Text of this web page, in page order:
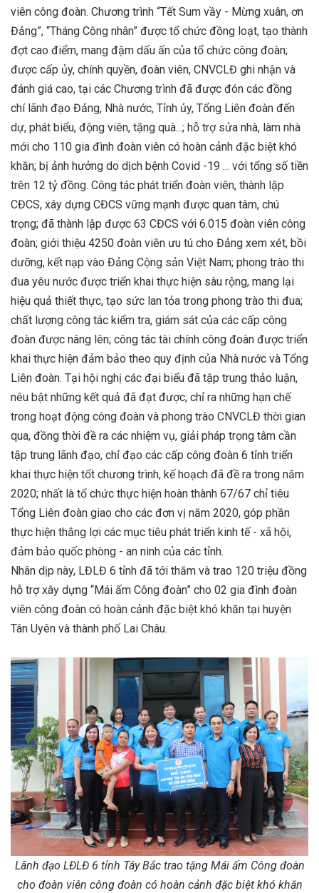
viên công đoàn. Chương trình “Tết Sum vầy - Mừng xuân, ơn
Đảng”, “Tháng Công nhân” được tổ chức đồng loạt, tạo thành
đợt cao điểm, mang đậm dấu ấn của tổ chức công đoàn;
được cấp ủy, chính quyền, đoàn viên, CNVCLĐ ghi nhận và
đánh giá cao, tại các Chương trình đã được đón các đồng
chí lãnh đạo Đảng, Nhà nước, Tỉnh ủy, Tổng Liên đoàn đến
dự, phát biểu, động viên, tặng quà...; hỗ trợ sửa nhà, làm nhà
mới cho 110 gia đình đoàn viên có hoàn cảnh đặc biệt khó
khăn; bị ảnh hưởng do dịch bệnh Covid -19 ... với tổng số tiền
trên 12 tỷ đồng. Công tác phát triển đoàn viên, thành lập
CĐCS, xây dựng CĐCS vững mạnh được quan tâm, chú
trọng; đã thành lập được 63 CĐCS với 6.015 đoàn viên công
đoàn; giới thiệu 4250 đoàn viên ưu tú cho Đảng xem xét, bồi
dưỡng, kết nạp vào Đảng Cộng sản Việt Nam; phong trào thi
đua yêu nước được triển khai thực hiện sâu rộng, mang lại
hiệu quả thiết thực, tạo sức lan tỏa trong phong trào thi đua;
chất lượng công tác kiểm tra, giám sát của các cấp công
đoàn được nâng lên; công tác tài chính công đoàn được triển
khai thực hiện đảm bảo theo quy định của Nhà nước và Tổng
Liên đoàn. Tại hội nghị các đại biểu đã tập trung thảo luận,
nêu bật những kết quả đã đạt được; chỉ ra những hạn chế
trong hoạt động công đoàn và phong trào CNVCLĐ thời gian
qua, đồng thời đề ra các nhiệm vụ, giải pháp trọng tâm cần
tập trung lãnh đạo, chỉ đạo các cấp công đoàn 6 tỉnh triển
khai thực hiện tốt chương trình, kế hoạch đã đề ra trong năm
2020; nhất là tổ chức thực hiện hoàn thành 67/67 chỉ tiêu
Tổng Liên đoàn giao cho các đơn vị năm 2020, góp phần
thực hiện thắng lợi các mục tiêu phát triển kinh tế - xã hội,
đảm bảo quốc phòng - an ninh của các tỉnh.
Nhân dịp này, LĐLĐ 6 tỉnh đã tới thăm và trao 120 triệu đồng
hỗ trợ xây dựng “Mái ấm Công đoàn” cho 02 gia đình đoàn
viên công đoàn có hoàn cảnh đặc biệt khó khăn tại huyện
Tân Uyên và thành phố Lai Châu.
Lãnh đạo LĐLĐ 6 tỉnh Tây Bắc trao tặng Mái ấm Công đoàn
cho đoàn viên công đoàn có hoàn cảnh đặc biệt khó khăn